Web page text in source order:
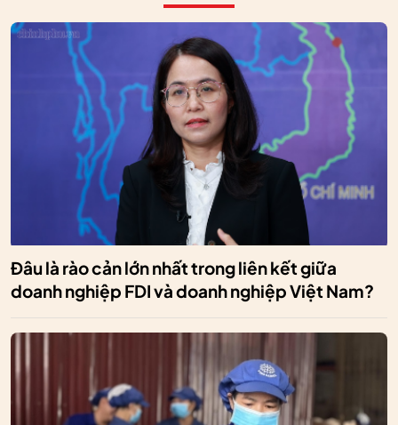
Đâu là rào cản lớn nhất trong liên kết giữa
doanh nghiệp FDI và doanh nghiệp Việt Nam?